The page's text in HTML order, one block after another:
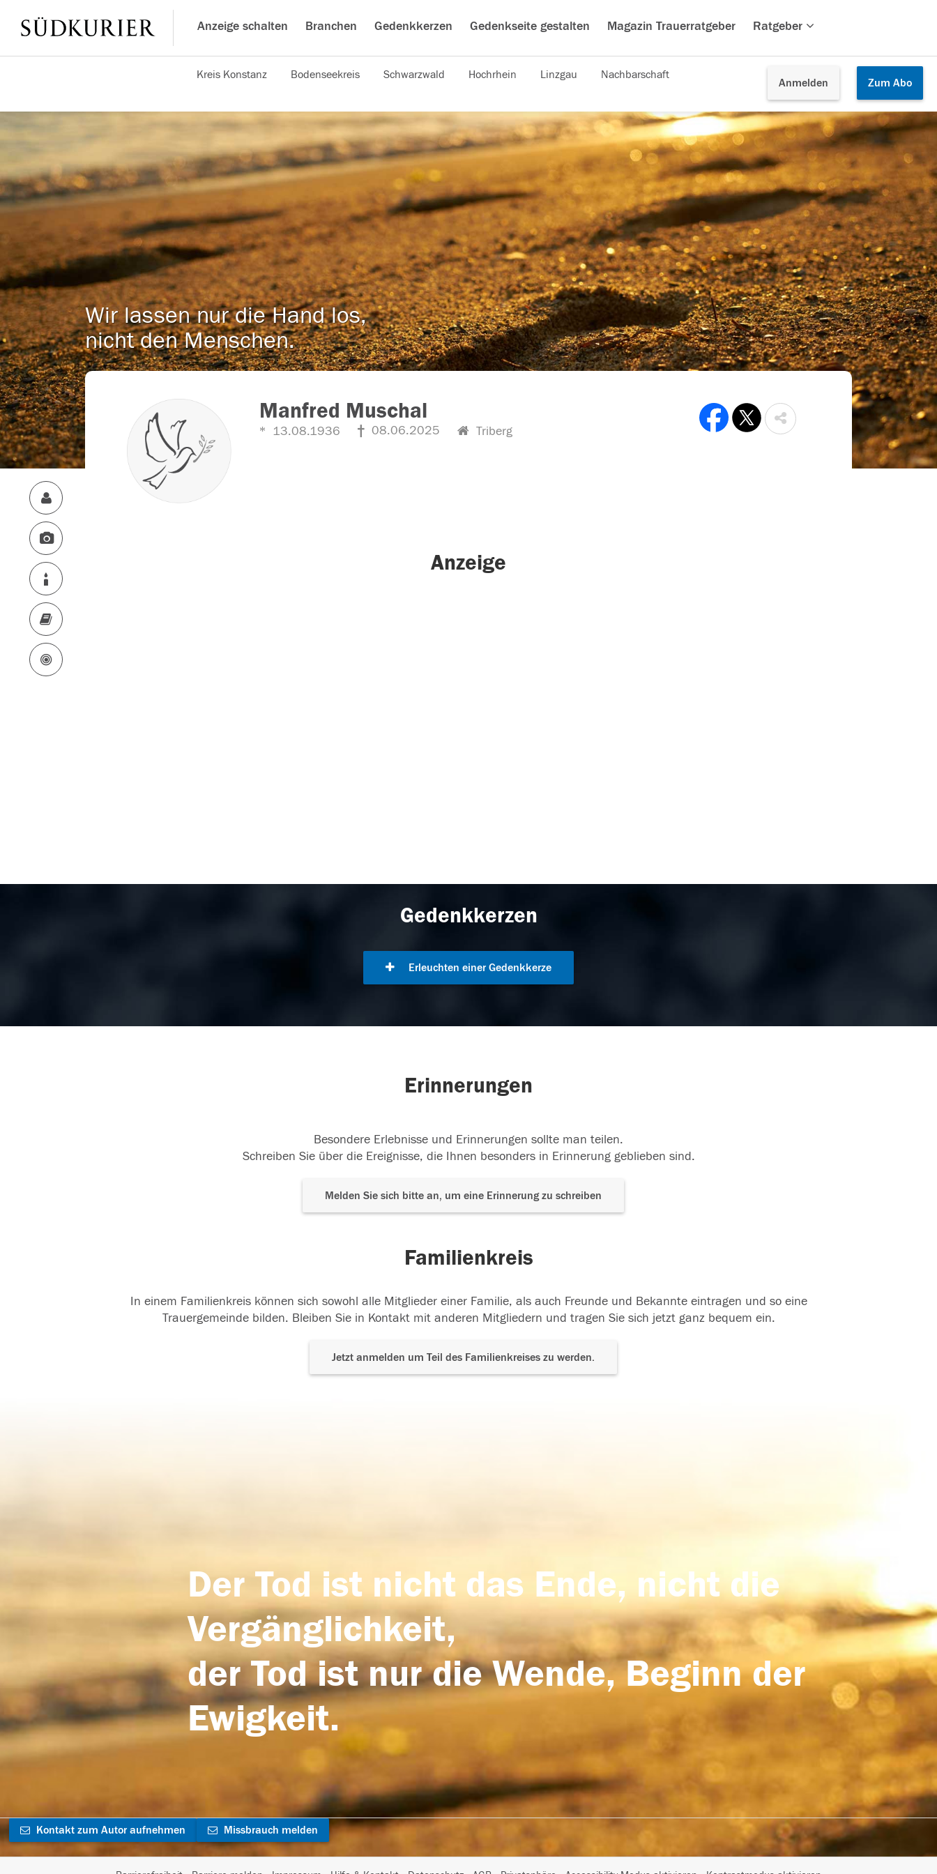
Anzeige schalten Branchen Gedenkkerzen Gedenkseite gestalten Magazin Trauerratgeber Ratgeber
Anmelden Zum Abo
Kreis Konstanz Bodenseekreis Schwarzwald Hochrhein Linzgau Nachbarschaft
Wir lassen nur die Hand los,
nicht den Menschen.
Manfred Muschal
13.08.1936 08.06.2025 Triberg
Anzeige
Gedenkkerzen
Erleuchten einer Gedenkkerze
Erinnerungen
Besondere Erlebnisse und Erinnerungen sollte man teilen.
Schreiben Sie über die Ereignisse, die Ihnen besonders in Erinnerung geblieben sind.
Melden Sie sich bitte an, um eine Erinnerung zu schreiben
Familienkreis
In einem Familienkreis können sich sowohl alle Mitglieder einer Familie, als auch Freunde und Bekannte eintragen und so eine
Trauergemeinde bilden. Bleiben Sie in Kontakt mit anderen Mitgliedern und tragen Sie sich jetzt ganz bequem ein.
Jetzt anmelden um Teil des Familienkreises zu werden.
Der Tod ist nicht das Ende, nicht die
Vergänglichkeit,
der Tod ist nur die Wende, Beginn der
Ewigkeit.
Kontakt zum Autor aufnehmen Missbrauch melden